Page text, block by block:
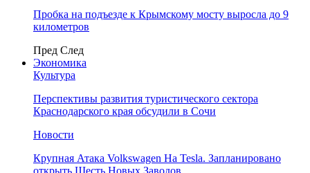
Пробка на подъезде к Крымскому мосту выросла до 9
километров
Пред След
Экономика
Культура
Перспективы развития туристического сектора
Краснодарского края обсудили в Сочи
Новости
Крупная Атака Volkswagen На Tesla. Запланировано
открыть Шесть Новых Заводов